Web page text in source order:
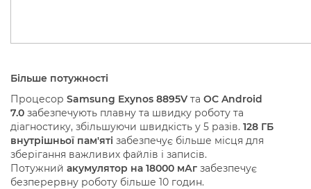
Більше потужності
Процесор Samsung Exynos 8895V та ОС Android
7.0 забезпечують плавну та швидку роботу та
діагностику, збільшуючи швидкість у 5 разів. 128 ГБ
внутрішньої пам'яті забезпечує більше місця для
зберігання важливих файлів і записів.
Потужний акумулятор на 18000 мАг забезпечує
безперервну роботу більше 10 годин.